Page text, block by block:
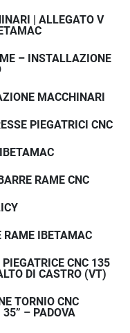
| ALLEGATO V
– INSTALLAZIONE
MACCHINARI
PIEGATRICI CNC
RAME CNC
RAME IBETAMAC
CNC 135
DI CASTRO (VT)
TORNIO CNC
– PADOVA